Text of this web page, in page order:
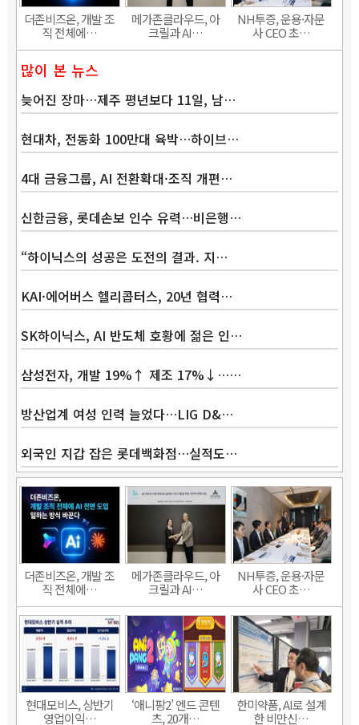
더존비즈온, 개발 조
직 전체에…
메가존클라우드, 아
크릴과 AI…
NH투증, 운용·자문
사 CEO 초…
많이 본 뉴스
늦어진 장마…제주 평년보다 11일, 남…
현대차, 전동화 100만대 육박…하이브…
4대 금융그룹, AI 전환확대·조직 개편…
신한금융, 롯데손보 인수 유력…비은행…
“하이닉스의 성공은 도전의 결과. 지…
KAI·에어버스 헬리콥터스, 20년 협력…
SK하이닉스, AI 반도체 호황에 젊은 인…
삼성전자, 개발 19%↑ 제조 17%↓……
방산업계 여성 인력 늘었다…LIG D&…
외국인 지갑 잡은 롯데백화점…실적도…
더존비즈온, 개발 조
직 전체에…
메가존클라우드, 아
크릴과 AI…
NH투증, 운용·자문
사 CEO 초…
현대모비스, 상반기
영업이익…
‘애니팡2’ 엔드 콘텐
츠, 20개…
한미약품, AI로 설계
한 비만신…